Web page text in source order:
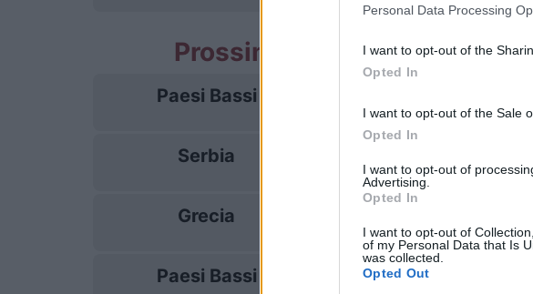
Personal Data Processing
I want to opt-out of the
Opted In
I want to opt-out of the Sale
Opted In
I want to opt-out of
Advertising.
Opted In
I want to opt-out of
of my Personal Data that Is
was collected.
Opted Out
Prossime partite Paesi Bassi
Paesi Bassi
Serbia 27/09
Grecia 01/10
Paesi Bassi 04/10